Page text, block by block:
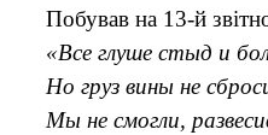
Побував на 13-й
«Все глуше стыд и
Но груз вины не
Мы не смогли,